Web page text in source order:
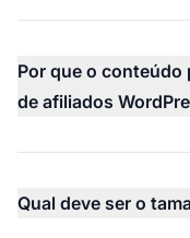
Por que o conteúdo
de afiliados
Qual deve ser o